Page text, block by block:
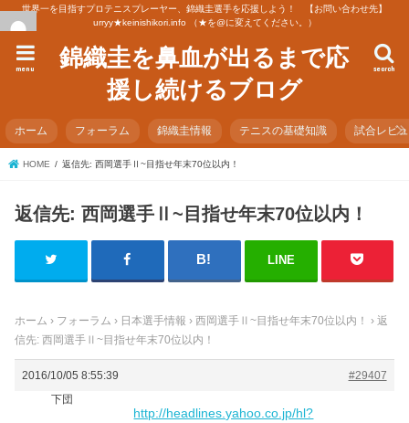
世界一を目指すプロテニスプレーヤー、錦織圭選手を応援しよう！ 【お問い合わせ先】
urryy★keinishikori.info （★を@に変えてください。）
錦織圭を鼻血が出るまで応
援し続けるブログ
search
menu
ホーム フォーラム 錦織圭情報 テニスの基礎知識 試合レビ
HOME 返信先: 西岡選手Ⅱ~目指せ年末70位以内！
返信先: 西岡選手Ⅱ~目指せ年末70位以内！
LINE
ホーム › フォーラム › 日本選手情報 › 西岡選手Ⅱ~目指せ年末70位以内！ › 返
信先: 西岡選手Ⅱ~目指せ年末70位以内！
2016/10/05 8:55:39
#29407
下団
http://headlines.yahoo.co.jp/hl?